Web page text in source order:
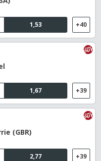
1,53 +40
1,67 +39
(GBR)
2,77 +39